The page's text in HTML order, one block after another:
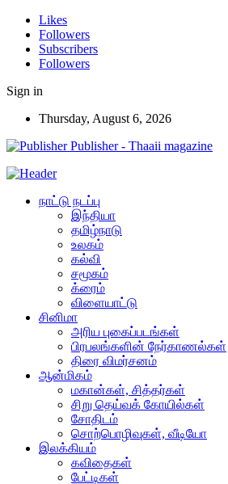
Likes
Followers
Subscribers
Followers
Sign in
Thursday, August 6, 2026
Publisher - Thaaii magazine
நாட்டு நடப்பு
இந்தியா
தமிழ்நாடு
உலகம்
கல்வி
சமூகம்
க்ரைம்
விளையாட்டு
சினிமா
அரிய புகைப்படங்கள்
பிரபலங்களின் நேர்காணல்கள்
திரை விமர்சனம்
ஆன்மிகம்
மகான்கள், சித்தர்கள்
சிறு தெய்வக் கோயில்கள்
சோதிடம்
சொற்பொழிவுகள், வீடியோ
இலக்கியம்
கவிதைகள்
பேட்டிகள்